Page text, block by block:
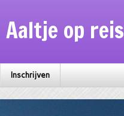
Aaltje op reis
Inschrijven